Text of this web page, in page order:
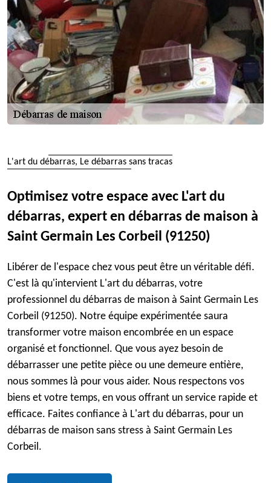
L'art du débarras, Le débarras sans tracas
Optimisez votre espace avec L'art du
débarras, expert en débarras de maison à
Saint Germain Les Corbeil (91250)
Libérer de l'espace chez vous peut être un véritable défi.
C'est là qu'intervient L'art du débarras, votre
professionnel du débarras de maison à Saint Germain Les
Corbeil (91250). Notre équipe expérimentée saura
transformer votre maison encombrée en un espace
organisé et fonctionnel. Que vous ayez besoin de
débarrasser une petite pièce ou une demeure entière,
nous sommes là pour vous aider. Nous respectons vos
biens et votre temps, en vous offrant un service rapide et
efficace. Faites confiance à L'art du débarras, pour un
débarras de maison sans stress à Saint Germain Les
Corbeil.